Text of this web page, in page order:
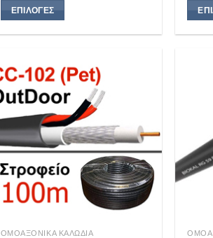
ΕΠΙΛΟΓΈΣ
ΟΜΟΑΞΟΝΙΚΆ ΚΑΛΏΔΙΑ